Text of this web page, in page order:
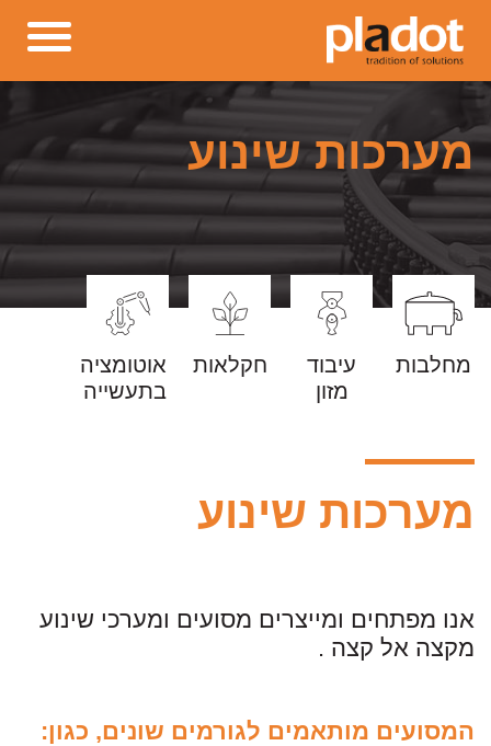
מערכות שינוע
מחלבות
עיבוד
מזון
חקלאות
אוטומציה
בתעשייה
מערכות שינוע
אנו מפתחים ומייצרים מסועים ומערכי שינוע
מקצה אל קצה .
המסועים מותאמים לגורמים שונים, כגון: